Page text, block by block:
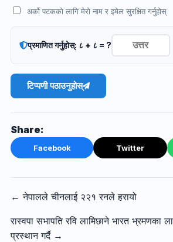
अर्को पटकको लागि मेरो नाम र इमेल सुरक्षित गर्नुहोस्
प्रमाणित गर्नुहोस्: ८ + ८ = ?
टिप्पणी पठाउनुहोस्
Share:
Facebook Twitter
← नेपालले चीनलाई २२१ रनले हरायो
रास्वपा सभापति रवि लामिछाने भारत भ्रमणका
प्रस्थान गर्दै →